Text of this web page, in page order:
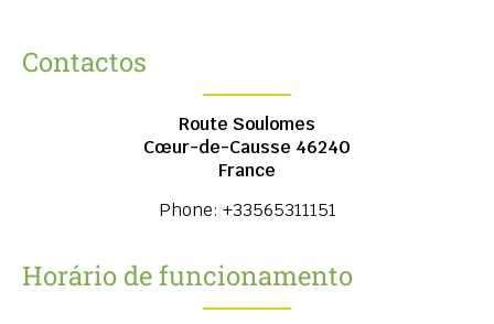
Contactos
Route Soulomes
Cœur-de-Causse 46240
France
Phone: +33565311151
Horário de funcionamento